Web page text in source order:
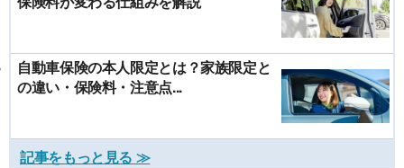
自動車保険の本人限定とは？家族限定と
の違い・保険料・注意点...
記事をもっと見る ≫